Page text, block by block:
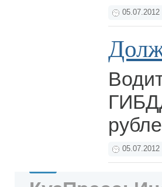
05.07.2012
05.07.2012